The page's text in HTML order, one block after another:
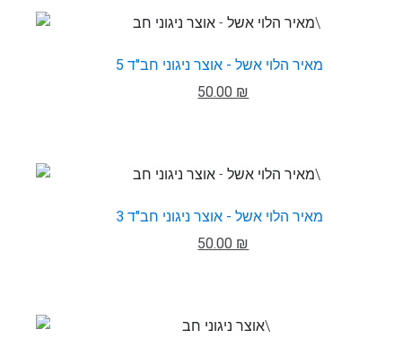
מאיר הלוי אשל - אוצר ניגוני חב"ד 5
50.00 ₪
מאיר הלוי אשל - אוצר ניגוני חב"ד 3
50.00 ₪